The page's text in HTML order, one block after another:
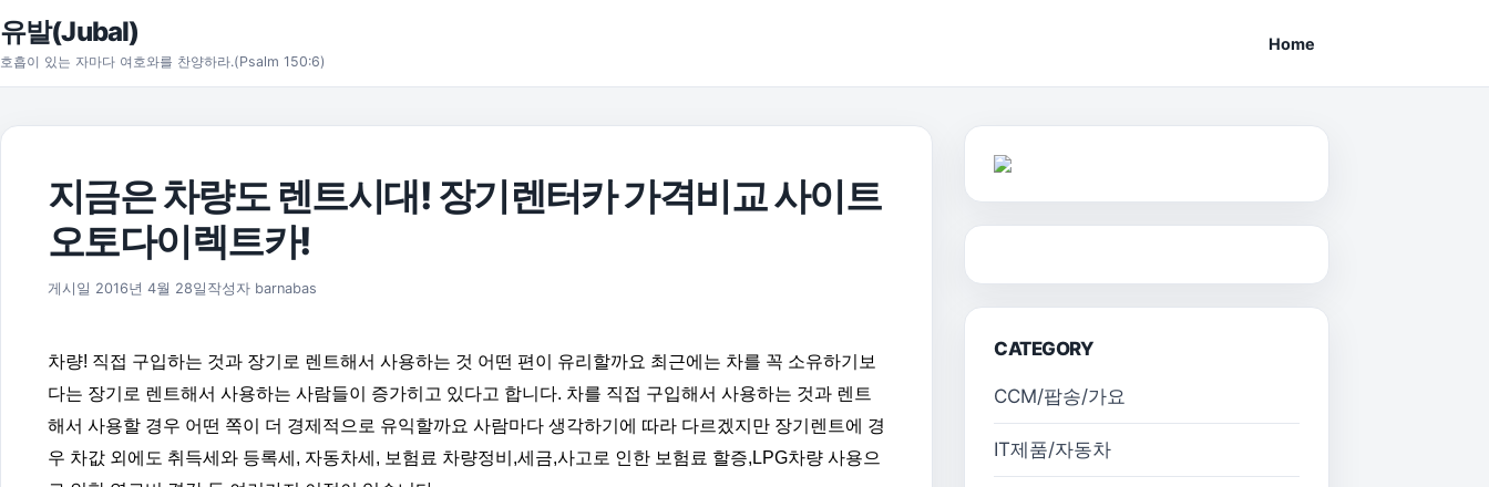
본문으로 건너뛰기
유발(Jubal)
호흡이 있는 자마다 여호와를 찬양하라.(Psalm 150:6)
Home
지금은 차량도 렌트시대! 장기렌터카 가격비교 사이트
오토다이렉트카!
게시일 2016년 4월 28일 2016년 6월 6일
작성자 barnabas
차량! 직접 구입하는 것과 장기로 렌트해서 사용하는 것 어떤 편이 유리할까요 최근에는 차를 꼭 소유하기보
다는 장기로 렌트해서 사용하는 사람들이 증가히고 있다고 합니다. 차를 직접 구입해서 사용하는 것과 렌트
해서 사용할 경우 어떤 쪽이 더 경제적으로 유익할까요 사람마다 생각하기에 따라 다르겠지만 장기렌트에 경
우 차값 외에도 취득세와 등록세, 자동차세, 보험료 차량정비,세금,사고로 인한 보험료 할증,LPG차량 사용으
CATEGORY
CCM/팝송/가요
IT제품/자동차